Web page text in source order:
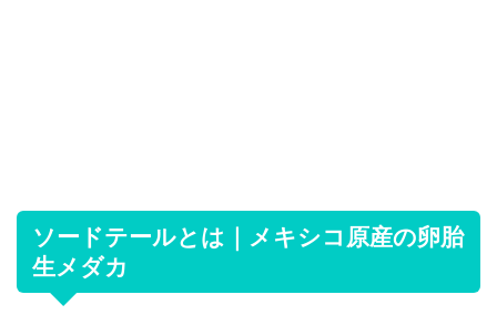
ソードテールとは｜メキシコ原産の卵胎
生メダカ